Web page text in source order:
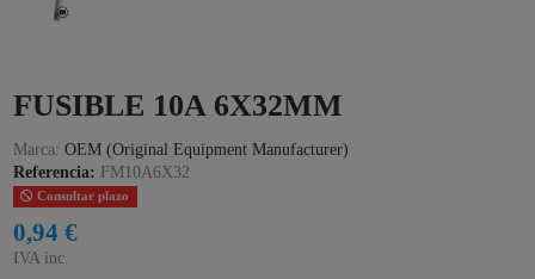
FUSIBLE 10A 6X32MM
Marca: OEM (Original Equipment Manufacturer)
Referencia: FM10A6X32
Consultar plazo
0,94 €
IVA inc.